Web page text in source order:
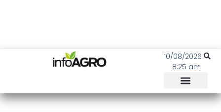
10/08/2026
8:25 am